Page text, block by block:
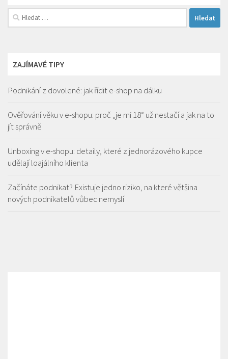
Vyhledávání
ZAJÍMAVÉ TIPY
Podnikání z dovolené: jak řídit e-shop na dálku
Ověřování věku v e-shopu: proč „je mi 18“ už nestačí a jak na to
jít správně
Unboxing v e-shopu: detaily, které z jednorázového kupce
udělají loajálního klienta
Začínáte podnikat? Existuje jedno riziko, na které většina
nových podnikatelů vůbec nemyslí